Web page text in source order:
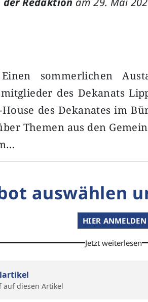
sommerlichen
des Dekanats
des Dekanates im
Themen aus den
auswählen
HIER ANMELDEN
Jetzt weiterlesen
auf diesen Artikel